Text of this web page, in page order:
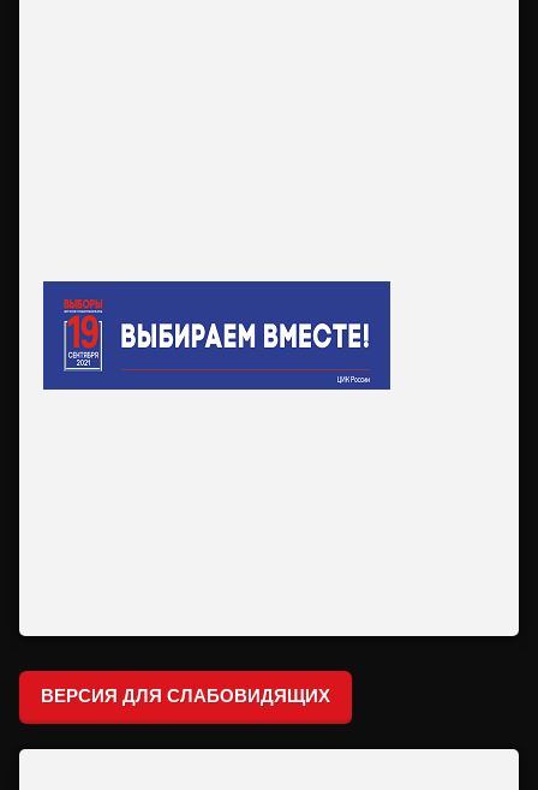
ВЕРСИЯ ДЛЯ СЛАБОВИДЯЩИХ